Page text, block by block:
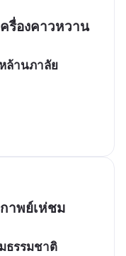
รื่องคาวหวาน
ล้านภาลัย
าพย์เห่ชม
ธรรมชาติ